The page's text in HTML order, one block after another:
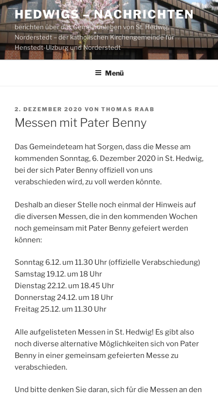
Zum
Inhalt
springen
HEDWIGS – NACHRICHTEN
berichten über das Gemeindeleben von St. Hedwig,
Norderstedt – der katholischen Kirchengemeinde für
Henstedt-Ulzburg und Norderstedt
Menü
VERÖFFENTLICHT
AM
2. DEZEMBER 2020 VON THOMAS RAAB
Messen mit Pater Benny
Das Gemeindeteam hat Sorgen, dass die Messe am
kommenden Sonntag, 6. Dezember 2020 in St. Hedwig,
bei der sich Pater Benny offiziell von uns
verabschieden wird, zu voll werden könnte.
Deshalb an dieser Stelle noch einmal der Hinweis auf
die diversen Messen, die in den kommenden Wochen
noch gemeinsam mit Pater Benny gefeiert werden
können:
Sonntag 6.12. um 11.30 Uhr (offizielle Verabschiedung)
Samstag 19.12. um 18 Uhr
Dienstag 22.12. um 18.45 Uhr
Donnerstag 24.12. um 18 Uhr
Freitag 25.12. um 11.30 Uhr
Alle aufgelisteten Messen in St. Hedwig! Es gibt also
noch diverse alternative Möglichkeiten sich von Pater
Benny in einer gemeinsam gefeierten Messe zu
verabschieden.
Und bitte denken Sie daran, sich für die Messen an den